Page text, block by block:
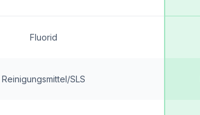
Fluorid
Reinigungsmittel/SLS